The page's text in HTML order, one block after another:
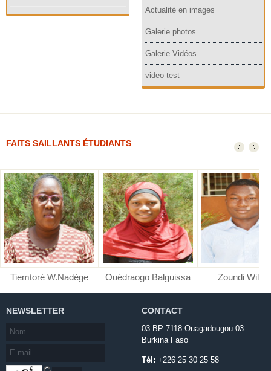
Actualité en images
Galerie photos
Galerie Vidéos
video test
FAITS SAILLANTS ÉTUDIANTS
Tiemtoré W.Nadège Ouédraogo Balguissa Zoundi
NEWSLETTER CONTACT
03 BP 7118 Ouagadougou 03
Burkina Faso
Tél: +226 25 30 25 58